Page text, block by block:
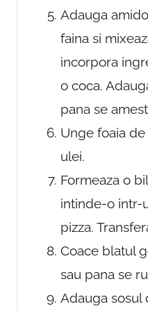
Adauga
faina si
incorpora
o coca.
pana se
Unge foaia
ulei.
Formeaza o
intinde-o intr-
pizza.
Coace blatul
sau pana se
Adauga sosul